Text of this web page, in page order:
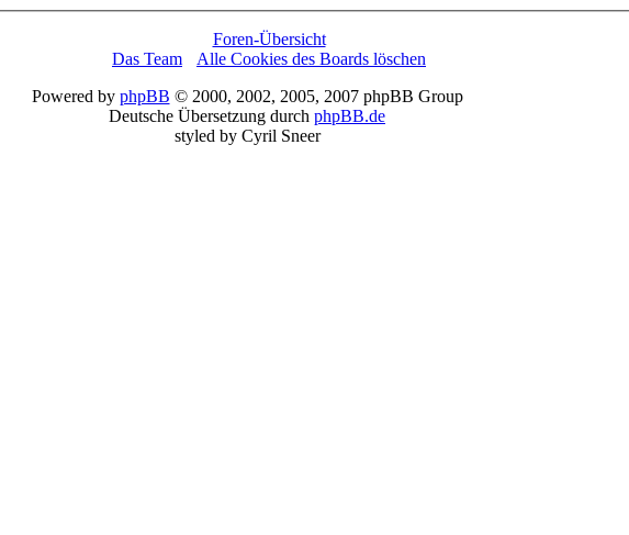
Foren-Übersicht
Das Team
Alle Cookies des Boards löschen
Powered by phpBB © 2000, 2002, 2005, 2007 phpBB Group
Deutsche Übersetzung durch phpBB.de
styled by Cyril Sneer